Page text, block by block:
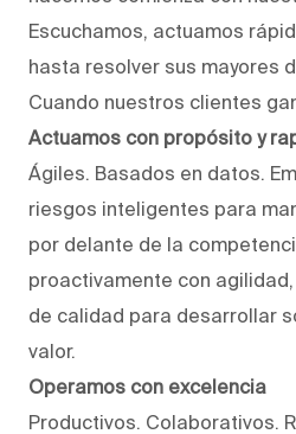
Escuchamos, actuamos
hasta resolver sus mayores
Cuando nuestros clientes
Actuamos con propósito y
Ágiles. Basados en datos.
riesgos inteligentes para
por delante de la
proactivamente con
de calidad para desarrollar
valor.
Operamos con excelencia
Productivos. Colaborativos.